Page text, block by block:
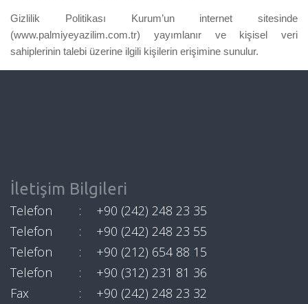
Gizlilik Politikası Kurum’un internet sitesinde
(www.palmiyeyazilim.com.tr) yayımlanır ve kişisel veri
sahiplerinin talebi üzerine ilgili kişilerin erişimine sunulur.
İletişim Bilgileri
Telefon :
+90 (242) 248 23 35
Telefon
:
+90 (242) 248 23 55
Telefon
:
+90 (212) 654 88 15
Telefon
:
+90 (312) 231 81 36
Fax
: +90 (242) 248 23 32